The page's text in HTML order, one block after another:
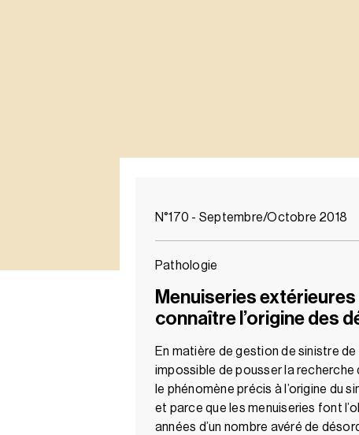
N°170 - Septembre/Octobre 2018
Pathologie
Menuiseries extérieures
connaître l’origine des
En matière de gestion de sinistre
impossible de pousser la recherche
le phénomène précis à l’origine du
et parce que les menuiseries font
années d’un nombre avéré de